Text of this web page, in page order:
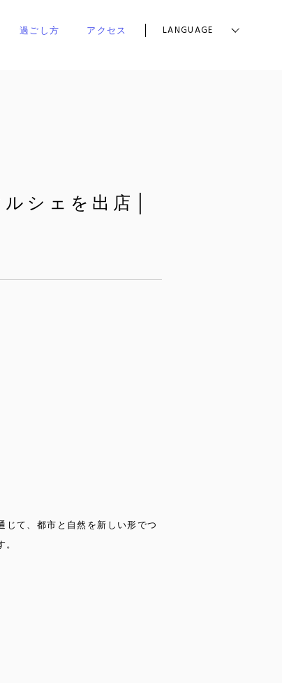
過ごし方 アクセス LANGUAGE
シェを出店│
じて、都市と自然を新しい形でつ
。